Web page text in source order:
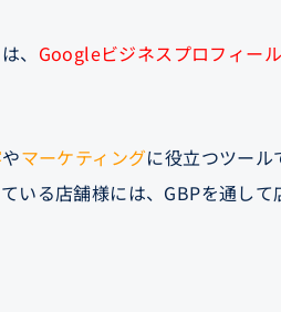
、 Googleビジネスプロフィール
やマーケティングに役立つツール
いる店舗様には、GBPを通し